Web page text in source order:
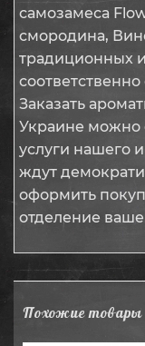
самозамеса
смородина,
традиционных
Заказать
Украине можно
услуги нашего
ждут
оформить
отделение
Похожие товары